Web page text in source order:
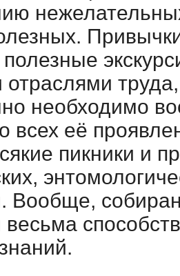
труда,
необходимо
всех её
пикники и
Вообще,
весьма